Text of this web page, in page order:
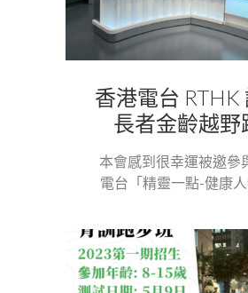
香港電台 RTHK
長者金齡越野
本會感到很幸運被邀參
電台「精靈一點-健康人